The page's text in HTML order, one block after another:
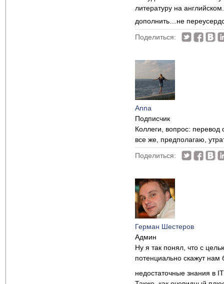
литературу на
дополнить…не
Поделиться:
Anna
Подписчик
Коллеги, вопрос:
все же, предполагаю,
Поделиться:
Герман Шестеров
Админ
Ну я так понял, что с
потенциально скажут
недостаточные знания в